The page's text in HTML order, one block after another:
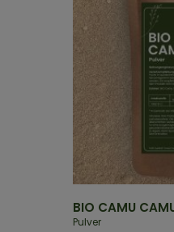
BIO CAMU
Pulver